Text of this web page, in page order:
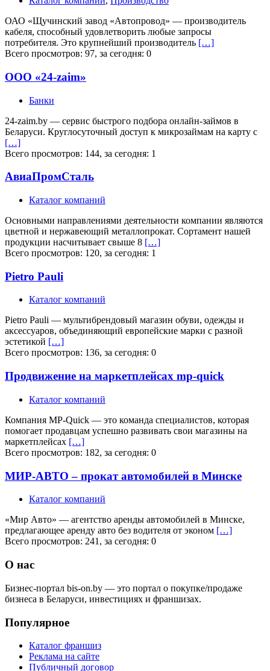
ОАО «Щучинский завод «Автопровод» — производитель
кабеля, способный удовлетворить любые запросы
потребителя. Это крупнейший производитель […]
Всего просмотров: 97, за сегодня: 0
ООО «24-zaim»
Банки
24-zaim.by — сервис быстрого подбора онлайн-займов в
Беларуси. Круглосуточный доступ к микрозаймам на карту с
[…]
Всего просмотров: 144, за сегодня: 1
АвиаПромСталь
Каталог компаний
Основными направлениями деятельности компании являются
цветной и нержавеющий металлопрокат. Сортамент нашей
продукции насчитывает свыше 8 […]
Всего просмотров: 120, за сегодня: 1
Pietro Pauli
Каталог компаний
Pietro Pauli — мультибрендовый магазин обуви, одежды и
аксессуаров, объединяющий европейские марки с разной
эстетикой […]
Всего просмотров: 136, за сегодня: 0
Продвижение на маркетплейсах mp-quick
Каталог компаний
Компания MP-Quick — это команда специалистов, которая
помогает продавцам успешно развивать свои магазины на
маркетплейсах […]
Всего просмотров: 182, за сегодня: 0
МИР-АВТО – прокат автомобилей в Минске
Каталог компаний
«Мир Авто» — агентство аренды автомобилей в Минске,
предлагающее аренду авто без водителя от эконом […]
Всего просмотров: 241, за сегодня: 0
О нас
Бизнес-портал bis-on.by — это портал о покупке/продаже
бизнеса в Беларуси, инвестициях и франшизах.
Популярное
Каталог франшиз
Реклама на сайте
Публичный договор